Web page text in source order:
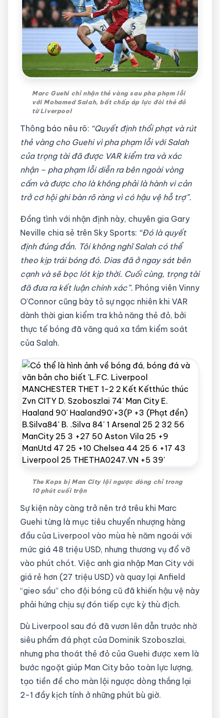
Marc Guehi chỉ nhận thẻ vàng sau pha phạm lỗi
với Mohamed Salah, bất chấp áp lực đòi thẻ đỏ
từ Liverpool
Thông báo nêu rõ: “Quyết định thổi phạt và rút
thẻ vàng cho Guehi vì pha phạm lỗi với Salah
của trọng tài đã được VAR kiểm tra và xác
nhận – pha phạm lỗi diễn ra bên ngoài vòng
cấm và được cho là không phải là hành vi cản
trở cơ hội ghi bàn rõ ràng vì có hậu vệ hỗ trợ”.
Đồng tình với nhận định này, chuyên gia Gary
Neville chia sẻ trên Sky Sports: “Đó là quyết
định đúng đắn. Tôi không nghĩ Salah có thể
theo kịp trái bóng đó. Dias đã ở ngay sát bên
cạnh và sẽ bọc lót kịp thời. Cuối cùng, trọng tài
đã đưa ra kết luận chính xác”. Phóng viên Vinny
O’Connor cũng bày tỏ sự ngạc nhiên khi VAR
dành thời gian kiểm tra khả năng thẻ đỏ, bởi
thực tế bóng đã văng quá xa tầm kiểm soát
của Salah.
The Kops bị Man City lội ngược dòng chỉ trong
10 phút cuối trận
Sự kiện này càng trở nên trớ trêu khi Marc
Guehi từng là mục tiêu chuyển nhượng hàng
đầu của Liverpool vào mùa hè năm ngoái với
mức giá 48 triệu USD, nhưng thương vụ đổ vỡ
vào phút chót. Việc anh gia nhập Man City với
giá rẻ hơn (27 triệu USD) và quay lại Anfield
“gieo sầu” cho đội bóng cũ đã khiến hậu vệ này
phải hứng chịu sự đón tiếp cực kỳ thù địch.
Dù Liverpool sau đó đã vươn lên dẫn trước nhờ
siêu phẩm đá phạt của Dominik Szoboszlai,
nhưng pha thoát thẻ đỏ của Guehi được xem là
bước ngoặt giúp Man City bảo toàn lực lượng,
tạo tiền đề cho màn lội ngược dòng thắng lại
2-1 đầy kịch tính ở những phút bù giờ.